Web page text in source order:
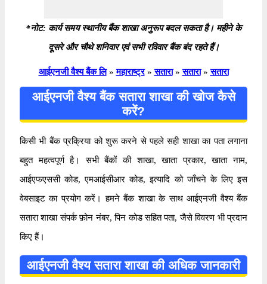
*नोट: कार्य समय स्थानीय बैंक शाखा अनुरूप बदल सकता है। महीने के
दूसरे और चौथे शनिवार एवं सभी रविवार बैंक बंद रहते हैं।
आईएनजी वैश्य बैंक लि » महाराष्ट्र » सतारा » सतारा » सतारा
आईएनजी वैश्य बैंक सतारा शाखा की खोज कैसे
करें?
किसी भी बैंक प्रक्रिया को शुरू करने से पहले सही शाखा का पता लगाना
बहुत महत्वपूर्ण है। सभी बैंकों की शाखा, खाता प्रकार, खाता नाम,
आईएफएससी कोड, एमआईसीआर कोड, इत्यादि को जाँचने के लिए इस
वेबसाइट का प्रयोग करें। हमने बैंक शाखा के साथ आईएनजी वैश्य बैंक
सतारा शाखा संपर्क फ़ोन नंबर, पिन कोड सहित पता, जैसे विवरण भी प्रदान
किए हैं।
आईएनजी वैश्य सतारा शाखा की अधिक जानकारी